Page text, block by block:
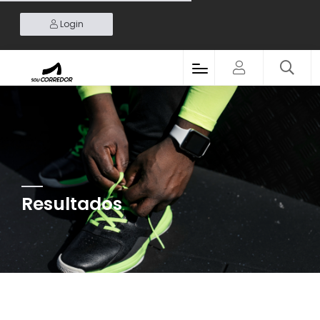
Login
Resultados